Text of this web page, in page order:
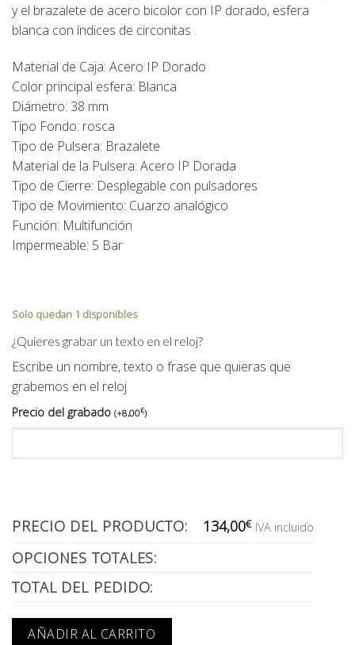
y el brazalete de acero bicolor con IP dorado, esfera
blanca con índices de circonitas .
Material de Caja: Acero IP Dorado
Color principal esfera: Blanca
Diámetro: 38 mm
Tipo Fondo: rosca
Tipo de Pulsera: Brazalete
Material de la Pulsera: Acero IP Dorada
Tipo de Cierre: Desplegable con pulsadores
Tipo de Movimiento: Cuarzo analógico
Función: Multifunción
Impermeable: 5 Bar
Solo quedan 1 disponibles
¿Quieres grabar un texto en el reloj?
Escribe un nombre, texto o frase que quieras que
grabemos en el reloj
Precio del grabado (+8,00€)
PRECIO DEL PRODUCTO: 134,00€ IVA incluido
OPCIONES TOTALES:
TOTAL DEL PEDIDO:
AÑADIR AL CARRITO